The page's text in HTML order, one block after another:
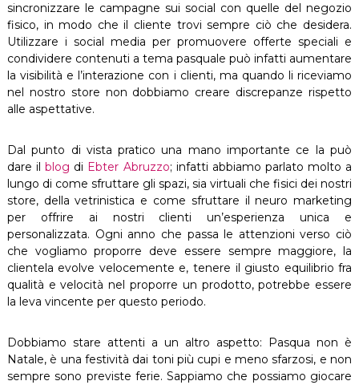
sincronizzare le campagne sui social con quelle del negozio
fisico, in modo che il cliente trovi sempre ciò che desidera.
Utilizzare i social media per promuovere offerte speciali e
condividere contenuti a tema pasquale può infatti aumentare
la visibilità e l’interazione con i clienti, ma quando li riceviamo
nel nostro store non dobbiamo creare discrepanze rispetto
alle aspettative.
Dal punto di vista pratico una mano importante ce la può
dare ilblog di Ebter Abruzzo; infatti abbiamo parlato molto a
lungo di come sfruttare gli spazi, sia virtuali che fisici dei nostri
store, della vetrinistica e come sfruttare il neuro marketing
per offrire ai nostri clienti un’esperienza unica e
personalizzata. Ogni anno che passa le attenzioni verso ciò
che vogliamo proporre deve essere sempre maggiore, la
clientela evolve velocemente e, tenere il giusto equilibrio fra
qualità e velocità nel proporre un prodotto, potrebbe essere
la leva vincente per questo periodo.
Dobbiamo stare attenti a un altro aspetto: Pasqua non è
Natale, è una festività dai toni più cupi e meno sfarzosi, e non
sempre sono previste ferie. Sappiamo che possiamo giocare